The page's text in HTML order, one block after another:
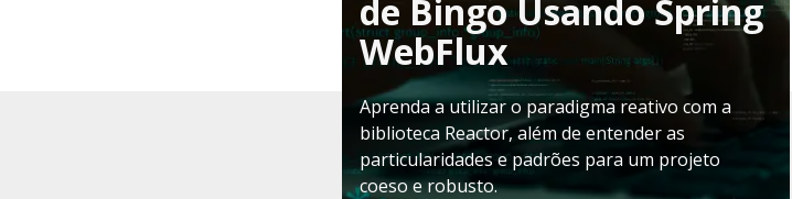
de Bingo Usando Spring
WebFlux
Aprenda a utilizar o paradigma reativo com a
biblioteca Reactor, além de entender as
particularidades e padrões para um projeto
coeso e robusto.